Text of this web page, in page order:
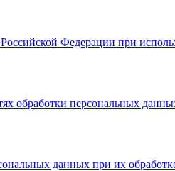
Федерации при
персональных
данных при их